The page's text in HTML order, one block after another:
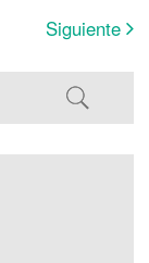
Siguiente